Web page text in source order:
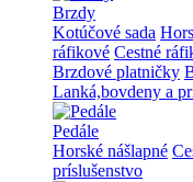
Brzdy
Kotúčové sada
ráfikové Cestné
Brzdové platničky
Lanká,bovdeny a
Pedále
Horské nášlapné
príslušenstvo